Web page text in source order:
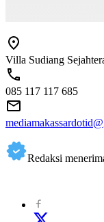
Villa Sudiang
085 117 117 685
Redaksi